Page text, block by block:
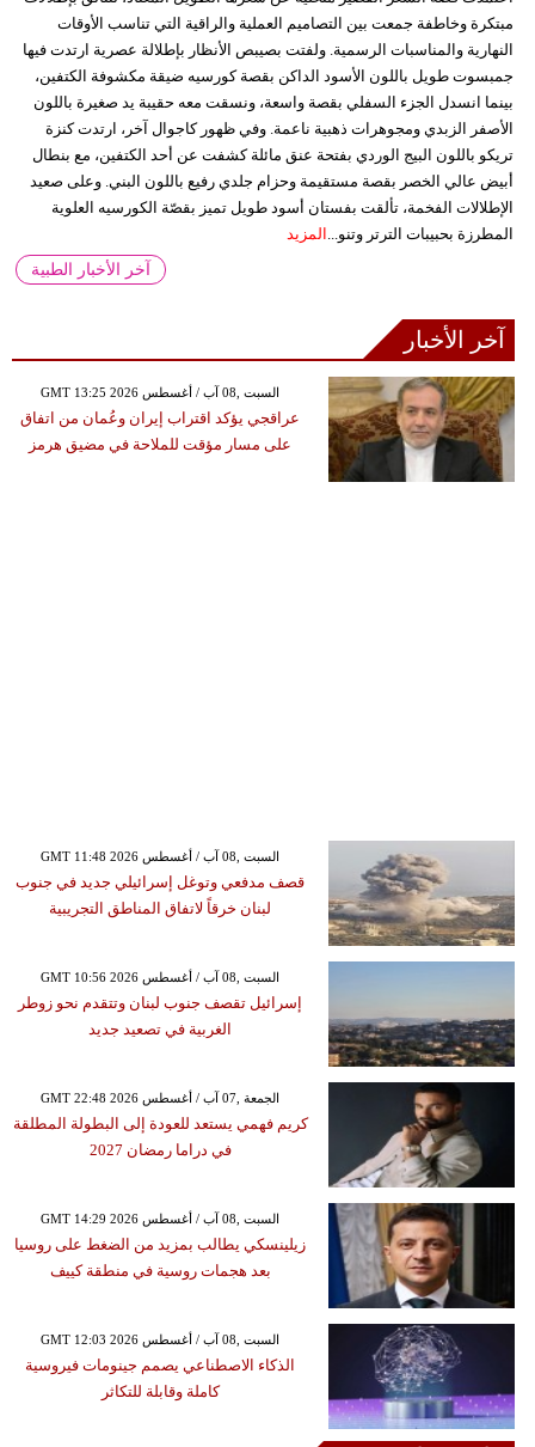
مبتكرة وخاطفة جمعت بين التصاميم العملية والراقية التي تناسب الأوقات
النهارية والمناسبات الرسمية. ولفتت بصيبص الأنظار بإطلالة عصرية ارتدت فيها
جمبسوت طويل باللون الأسود الداكن بقصة كورسيه ضيقة مكشوفة الكتفين،
بينما انسدل الجزء السفلي بقصة واسعة، ونسقت معه حقيبة يد صغيرة باللون
الأصفر الزبدي ومجوهرات ذهبية ناعمة. وفي ظهور كاجوال آخر، ارتدت كنزة
تريكو باللون البيج الوردي بفتحة عنق مائلة كشفت عن أحد الكتفين، مع بنطال
أبيض عالي الخصر بقصة مستقيمة وحزام جلدي رفيع باللون البني. وعلى صعيد
الإطلالات الفخمة، تألقت بفستان أسود طويل تميز بقصّة الكورسيه العلوية
المطرزة بحبيبات الترتر وتنو... المزيد
آخر الأخبار الطبية
آخر الأخبار
GMT 13:25 2026 السبت ,08 آب / أغسطس
عراقجي يؤكد اقتراب إيران وعُمان من اتفاق
على مسار مؤقت للملاحة في مضيق هرمز
GMT 11:48 2026 السبت ,08 آب / أغسطس
قصف مدفعي وتوغل إسرائيلي جديد في جنوب
لبنان خرقاً لاتفاق المناطق التجريبية
GMT 10:56 2026 السبت ,08 آب / أغسطس
إسرائيل تقصف جنوب لبنان وتتقدم نحو زوطر
الغربية في تصعيد جديد
GMT 22:48 2026 الجمعة ,07 آب / أغسطس
كريم فهمي يستعد للعودة إلى البطولة المطلقة
في دراما رمضان 2027
GMT 14:29 2026 السبت ,08 آب / أغسطس
زيلينسكي يطالب بمزيد من الضغط على روسيا
بعد هجمات روسية في منطقة كييف
GMT 12:03 2026 السبت ,08 آب / أغسطس
الذكاء الاصطناعي يصمم جينومات فيروسية
كاملة وقابلة للتكاثر